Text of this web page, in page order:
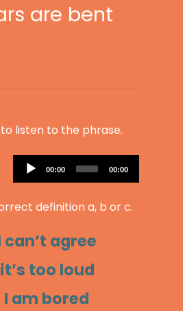
are bent
listen to the phrase.
Audio
Player
Current
00:00
Total
00:00
definition a, b or c.
can’t agree
too loud
am bored